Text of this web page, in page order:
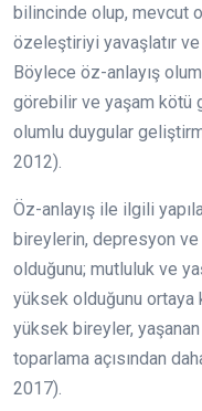
bilincinde olup, mevcut
özeleştiriyi yavaşlatır
Böylece öz-anlayış
görebilir ve yaşam kötü
olumlu duygular
2012).
Öz-anlayış ile ilgili
bireylerin, depresyon
olduğunu; mutluluk ve
yüksek olduğunu ortaya
yüksek bireyler, yaşanan
toparlama açısından
2017).